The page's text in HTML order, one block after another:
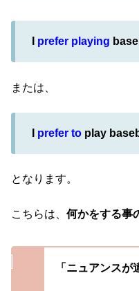
prefer playing
または、
prefer to play
となります。
こちらは、 何かをする事
「ニュアンスが